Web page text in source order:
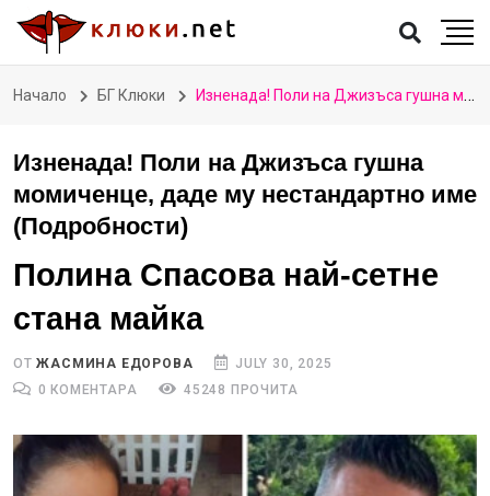
Начало БГ Клюки Изненада! Поли на Джизъса гушна момиченце, даде му нестандартно име (Подробности)
Изненада! Поли на Джизъса гушна
момиченце, даде му нестандартно име
(Подробности)
Полина Спасова най-сетне
стана майка
ОТЖАСМИНА ЕДОРОВА
JULY 30, 2025
0 КОМЕНТАРА
45248 ПРОЧИТА